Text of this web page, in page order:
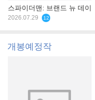
스파이더맨: 브랜드 뉴 데이
2026.07.29 12
개봉예정작